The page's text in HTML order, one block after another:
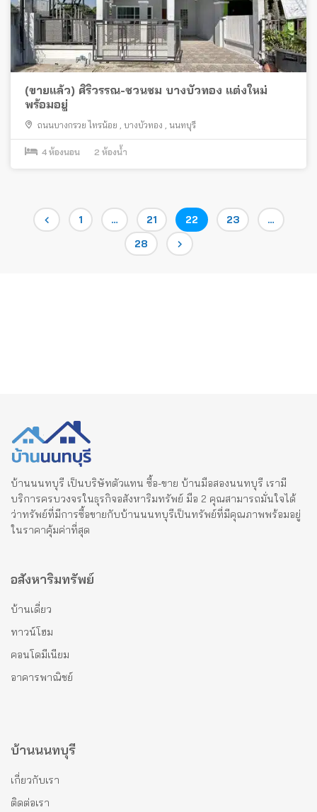
(ขายแล้ว) ศิริวรรณ-ชวนชม บางบัวทอง แต่งใหม่
พร้อมอยู่
ถนนบางกรวย ไทรน้อย บางบัวทอง นนทบุรี
4 ห้องนอน 2 ห้องน้ำ
Posts
pagination
Page
1 … Page
21 Page
22 Page
23
…
Page
28
บ้านนนทบุรี เป็นบริษัทตัวแทน ซื้อ-ขาย บ้านมือสองนนทบุรี เรามี
บริการครบวงจรในธุรกิจอสังหาริมทรัพย์ มือ 2 คุณสามารถมั่นใจได้
ว่าทรัพย์ที่มีการซื้อขายกับบ้านนนทบุรีเป็นทรัพย์ที่มีคุณภาพพร้อมอยู่
ในราคาคุ้มค่าที่สุด
อสังหาริมทรัพย์
บ้านเดี่ยว
ทาวน์โฮม
คอนโดมีเนียม
อาคารพาณิชย์
บ้านนนทบุรี
เกี่ยวกับเรา
ติดต่อเรา